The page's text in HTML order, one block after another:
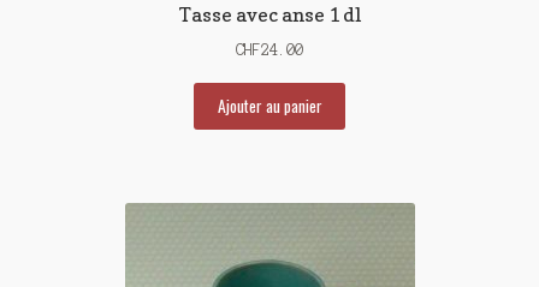
Tasse avec anse 1 dl
CHF24.00
Ajouter au panier